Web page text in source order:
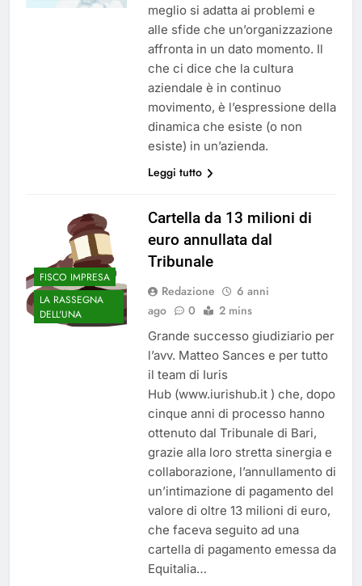
meglio si adatta ai problemi e
alle sfide che un’organizzazione
affronta in un dato momento. Il
che ci dice che la cultura
aziendale è in continuo
movimento, è l’espressione della
dinamica che esiste (o non
esiste) in un’azienda.
Leggi tutto
FISCO IMPRESA
LA RASSEGNA
DELL'UNA
Cartella da 13 milioni di
euro annullata dal
Tribunale
Redazione
6 anni
ago
0 2 mins
Grande successo giudiziario per
l’avv. Matteo Sances e per tutto
il team di Iuris
Hub (www.iurishub.it ) che, dopo
cinque anni di processo hanno
ottenuto dal Tribunale di Bari,
grazie alla loro stretta sinergia e
collaborazione, l’annullamento di
un’intimazione di pagamento del
valore di oltre 13 milioni di euro,
che faceva seguito ad una
cartella di pagamento emessa da
Equitalia…